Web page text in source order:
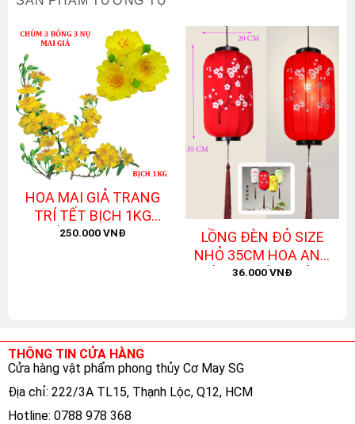
HOA MAI GIẢ TRANG
TRÍ TẾT BỊCH 1KG
CHÙM 3 NỤ 3 Hoa
250.000VNĐ
LỒNG ĐÈN ĐỎ SIZE
NHỎ 35CM HOA ANH
ĐÀO – KHÔNG KÈM
36.000VNĐ
THÔNG TIN CỬA HÀNG
Cửa hàng vật phẩm phong thủy Cơ May SG
Địa chỉ: 222/3A TL15, Thạnh Lộc, Q12, HCM
Hotline: 0788 978 368